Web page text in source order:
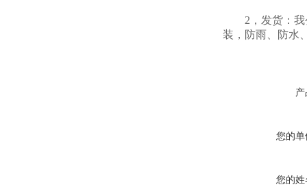
2，发货：我公
装，防雨、防水
您的单
您的姓